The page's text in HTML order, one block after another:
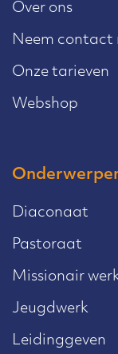
Over ons
Neem contact
Onze tarieven
Webshop
Diaconaat
Pastoraat
Missionair
Jeugdwerk
Leidinggeven